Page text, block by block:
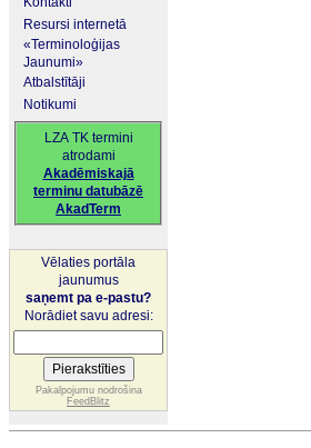
Resursi internetā
«Terminoloģijas
Jaunumi»
Atbalstītāji
Notikumi
LZA TK termini
atrodami
Akadēmiskajā
terminu datubāzē
AkadTerm
Vēlaties portāla
jaunumus
saņemt pa e-pastu?
Norādiet savu adresi:
Pakalpojumu nodrošina
FeedBlitz